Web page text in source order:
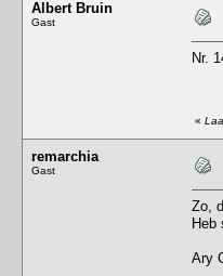
Albert Bruin
Gast
Nr.
«
remarchia
Gast
Zo,
Heb
Ary